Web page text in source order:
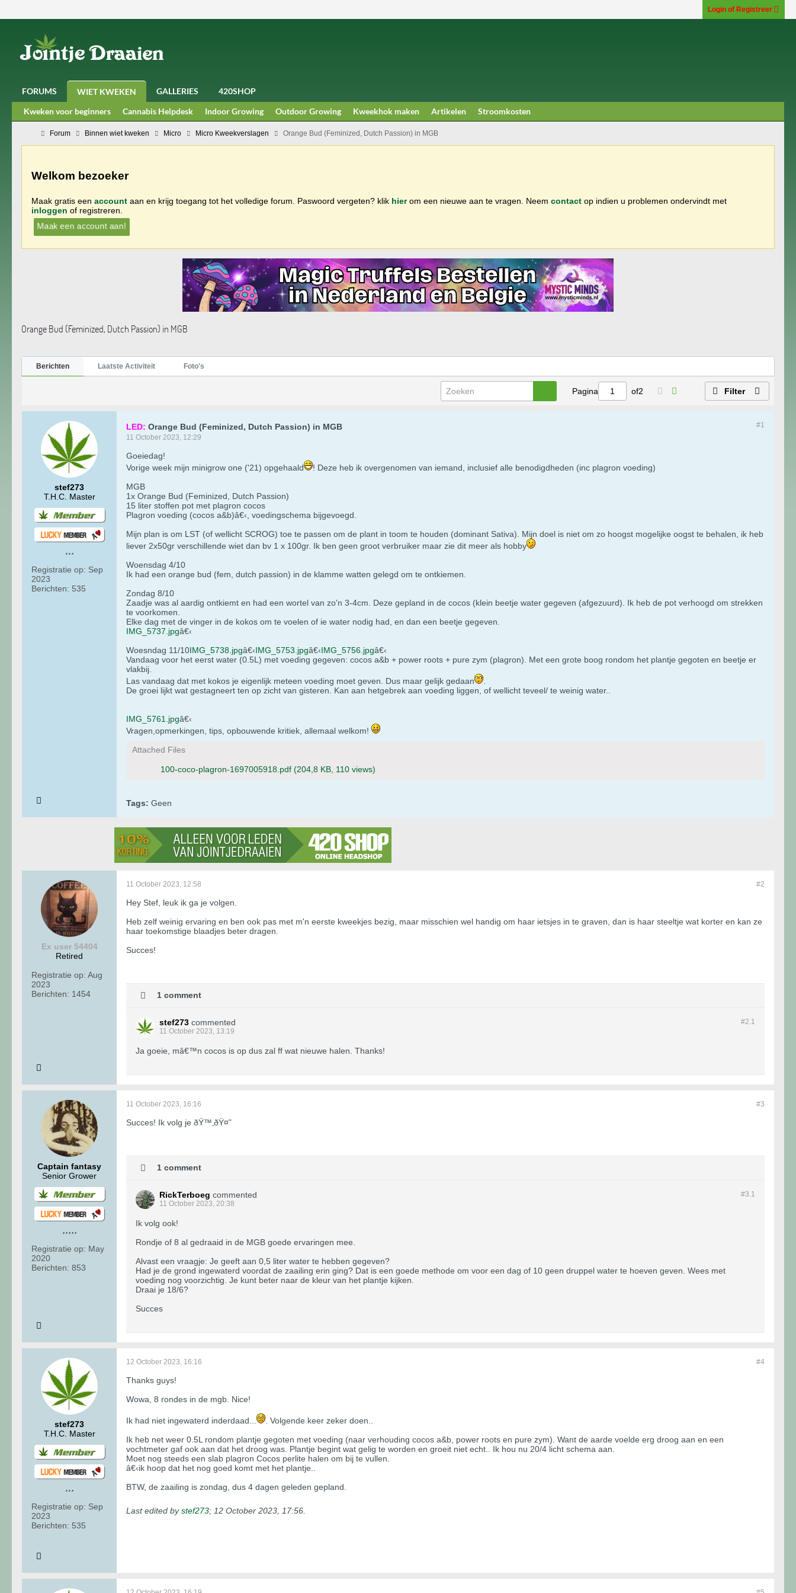
Login of Registreer
FORUMS WIET KWEKEN GALLERIES
420SHOP
Kweken voor beginners
Cannabis Helpdesk Indoor Growing Outdoor Growing Kweekhok maken Artikelen Stroomkosten
Forum Binnen wiet kweken Micro Micro Kweekverslagen Orange Bud (Feminized, Dutch Passion) in MGB
Welkom bezoeker
Maak gratis een account aan en krijg toegang tot het volledige forum. Paswoord vergeten? klik hierom een nieuwe aan te vragen. Neem contact op indien u problemen ondervindt met
inloggen of registreren.
Maak een account aan!
Orange Bud (Feminized, Dutch Passion) in MGB
Berichten Laatste Activiteit Foto's
Pagina of2 Filter
stef273
T.H.C. Master
Registratie op: Sep
2023
Berichten: 535
#1
LED: Orange Bud (Feminized, Dutch Passion) in MGB
11 October 2023, 12:29
Goeiedag!
Vorige week mijn minigrow one ('21) opgehaald
! Deze heb ik overgenomen van iemand, inclusief alle benodigdheden (inc plagron voeding)
MGB
1x Orange Bud (Feminized, Dutch Passion)
15 liter stoffen pot met plagron cocos
Plagron voeding (cocos a&b)â€‹, voedingschema bijgevoegd.
Mijn plan is om LST (of wellicht SCROG) toe te passen om de plant in toom te houden (dominant Sativa). Mijn doel is niet om zo hoogst mogelijke oogst te behalen, ik heb
liever 2x50gr verschillende wiet dan bv 1 x 100gr. Ik ben geen groot verbruiker maar zie dit meer als hobby
Woensdag 4/10
Ik had een orange bud (fem, dutch passion) in de klamme watten gelegd om te ontkiemen.
Zondag 8/10
Zaadje was al aardig ontkiemt en had een wortel van zo'n 3-4cm. Deze gepland in de cocos (klein beetje water gegeven (afgezuurd). Ik heb de pot verhoogd om strekken
te voorkomen.
Elke dag met de vinger in de kokos om te voelen of ie water nodig had, en dan een beetje gegeven.
IMG_5737.jpgâ€‹
Woesndag 11/10IMG_5738.jpgâ€‹IMG_5753.jpgâ€‹IMG_5756.jpgâ€‹
Vandaag voor het eerst water (0.5L) met voeding gegeven: cocos a&b + power roots + pure zym (plagron). Met een grote boog rondom het plantje gegoten en beetje er
vlakbij.
Las vandaag dat met kokos je eigenlijk meteen voeding moet geven. Dus maar gelijk gedaan
De groei lijkt wat gestagneert ten op zicht van gisteren. Kan aan hetgebrek aan voeding liggen, of wellicht teveel/ te weinig water..
IMG_5761.jpgâ€‹
Vragen,opmerkingen, tips, opbouwende kritiek, allemaal welkom!
Attached Files
100-coco-plagron-1697005918.pdf (204,8 KB, 110 views)
Tags: Geen
Ex user 54404
Retired
Registratie op: Aug
2023
Berichten: 1454
#2
11 October 2023, 12:58
Hey Stef, leuk ik ga je volgen.
Heb zelf weinig ervaring en ben ook pas met m'n eerste kweekjes bezig, maar misschien wel handig om haar ietsjes in te graven, dan is haar steeltje wat korter en kan ze
haar toekomstige blaadjes beter dragen.
Succes!
1 comment
#2. 1
stef273 commented
11 October 2023, 13:19
Ja goeie, mâ€™n cocos is op dus zal ff wat nieuwe halen. Thanks!
Captain fantasy
Senior Grower
Registratie op: May
2020
Berichten: 853
#3
11 October 2023, 16:16
Succes! Ik volg je ðŸ™‚ðŸ¤˜
1 comment
#3. 1
RickTerboeg commented
11 October 2023, 20:38
Ik volg ook!
Rondje of 8 al gedraaid in de MGB goede ervaringen mee.
Alvast een vraagje: Je geeft aan 0,5 liter water te hebben gegeven?
Had je de grond ingewaterd voordat de zaailing erin ging? Dat is een goede methode om voor een dag of 10 geen druppel water te hoeven geven. Wees met
voeding nog voorzichtig. Je kunt beter naar de kleur van het plantje kijken.
Draai je 18/6?
Succes
stef273
T.H.C. Master
Registratie op: Sep
2023
Berichten: 535
#4
12 October 2023, 16:16
Thanks guys!
Wowa, 8 rondes in de mgb. Nice!
Ik had niet ingewaterd inderdaad...
. Volgende keer zeker doen..
Ik heb net weer 0.5L rondom plantje gegoten met voeding (naar verhouding cocos a&b, power roots en pure zym). Want de aarde voelde erg droog aan en een
vochtmeter gaf ook aan dat het droog was. Plantje begint wat gelig te worden en groeit niet echt.. Ik hou nu 20/4 licht schema aan.
Moet nog steeds een slab plagron Cocos perlite halen om bij te vullen.
â€‹ik hoop dat het nog goed komt met het plantje..
BTW, de zaailing is zondag, dus 4 dagen geleden gepland.
Last edited bystef273; 12 October 2023, 17:56